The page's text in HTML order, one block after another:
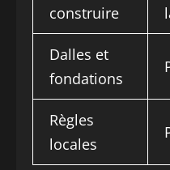
construire
Dalles et
fondations
Règles
locales